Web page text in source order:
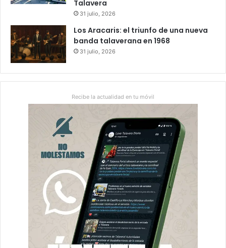
Talavera
31 julio, 2026
Los Aracaris: el triunfo de una nueva
banda talaverana en 1968
31 julio, 2026
Recibe la actualidad en tu móvil